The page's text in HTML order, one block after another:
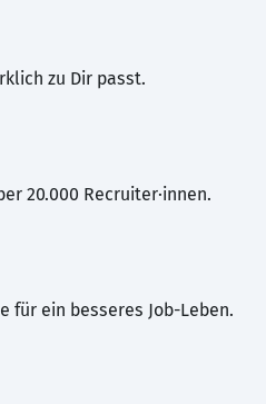
zu Dir passt.
20.000 Recruiter·innen.
für ein besseres Job-Leben.